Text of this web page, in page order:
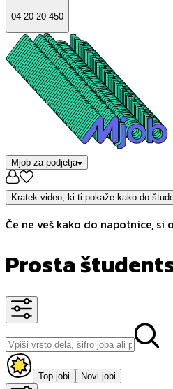
04 20 20 450
Mjob za podjetja
Kratek video, ki ti pokaže kako do
Če ne veš kako do napotnice, si
Prosta
Top jobi Novi jobi